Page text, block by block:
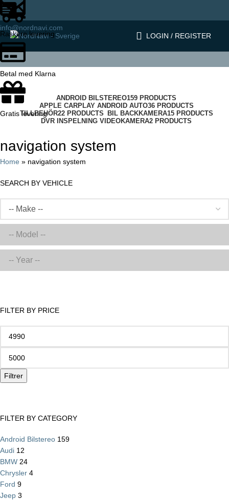
info@nordnavi.com
LOGIN / REGISTER
Raskere levering
Betal med Klarna
Gratis levering
ANDROID BILSTEREO159 PRODUCTS
APPLE CARPLAY ANDROID AUTO36 PRODUCTS
TILLBEHÖR22 PRODUCTS BIL BACKKAMERA15 PRODUCTS
DVR INSPELNING VIDEOKAMERA2 PRODUCTS
navigation system
Home » navigation system
SEARCH BY VEHICLE
FILTER BY PRICE
Filtrer
FILTER BY CATEGORY
Android Bilstereo 159
Audi 12
BMW 24
Chrysler 4
Ford 9
Jeep 3